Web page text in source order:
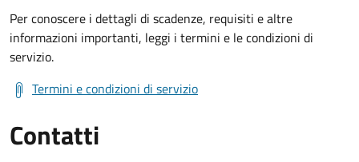
Per conoscere i dettagli di scadenze, requisiti e altre
informazioni importanti, leggi i termini e le condizioni di
servizio.
Termini e condizioni di servizio
Contatti